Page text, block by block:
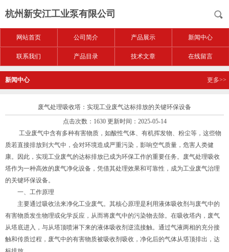
杭州新安江工业泵有限公司
网站首页 公司简介 产品展示 新闻中心
联系我们 产品目录 技术文章 在线留言
新闻中心 更多>>
废气处理吸收塔：实现工业废气达标排放的关键环保设备
点击次数：1630 更新时间：2025-05-14
工业废气中含有多种有害物质，如酸性气体、有机挥发物、粉尘等，这些物
质若直接排放到大气中，会对环境造成严重污染，影响空气质量，危害人类健
康。因此，实现工业废气的达标排放已成为环保工作的重要任务。废气处理吸收
塔作为一种高效的废气净化设备，凭借其处理效果和可靠性，成为工业废气治理
的关键环保设备。
一、工作原理
主要通过吸收法来净化工业废气。其核心原理是利用液体吸收剂与废气中的
有害物质发生物理或化学反应，从而将废气中的污染物去除。在吸收塔内，废气
从塔底进入，与从塔顶喷淋下来的液体吸收剂逆流接触。通过气液两相的充分接
触和传质过程，废气中的有害物质被吸收剂吸收，净化后的气体从塔顶排出，达